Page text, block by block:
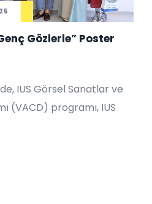
Gözlerle” Poster
IUS Görsel Sanatlar ve
(VACD) programı, IUS